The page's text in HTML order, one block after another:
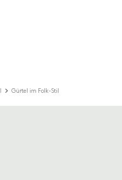
Gürtel im Folk-Stil